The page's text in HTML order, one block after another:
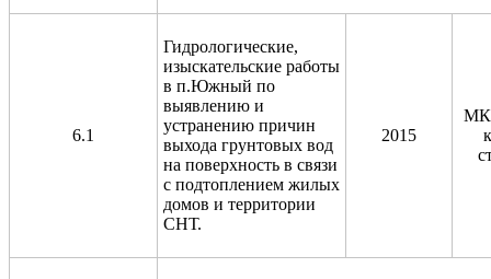
6.1
Гидрологические,
изыскательские работы
в п.Южный по
выявлению и
устранению причин
выхода грунтовых вод
на поверхность в связи
с подтоплением жилых
домов и территории
СНТ.
2015